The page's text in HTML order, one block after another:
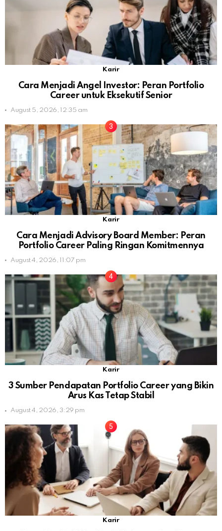
Karir
Cara Menjadi Angel Investor: Peran Portfolio
Career untuk Eksekutif Senior
August 5, 2026, 12:35 am
Karir
Cara Menjadi Advisory Board Member: Peran
Portfolio Career Paling Ringan Komitmennya
August 4, 2026, 11:07 pm
Karir
3 Sumber Pendapatan Portfolio Career yang Bikin
Arus Kas Tetap Stabil
August 4, 2026, 3:29 pm
Karir